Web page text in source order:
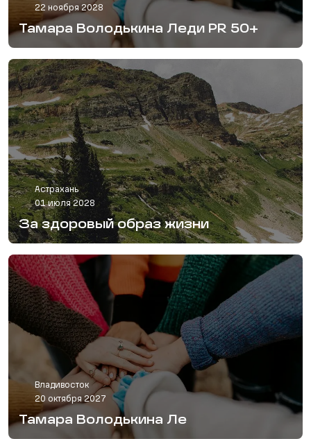
22 ноября 2028
Тамара Володькина Леди PR 50+
Астрахань
01 июля 2028
За здоровый образ жизни
Владивосток
20 октября 2027
Тамара Володькина Ле